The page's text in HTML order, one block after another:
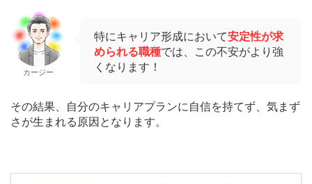
カージー
特にキャリア形成において安定性が求
められる職種では、この不安がより強
くなります！
その結果、自分のキャリアプランに自信を持てず、気まず
さが生まれる原因となります。